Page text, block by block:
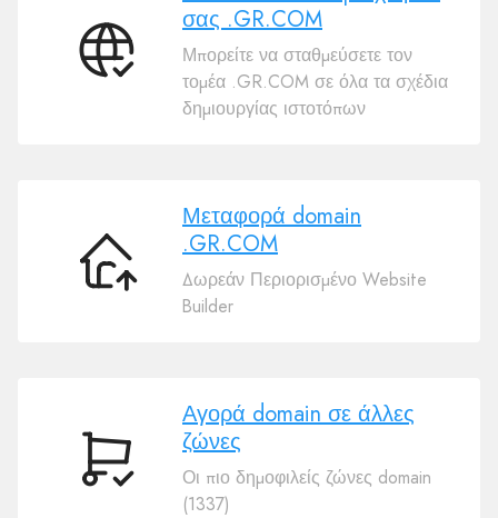
Συνδέστε
σας .GR.COM
Μπορείτε να σταθμεύσετε τον
τομέα .GR.COM σε όλα τα σχέδια
δημιουργίας ιστοτόπων
Μεταφορά
domain
Μεταφορά domain
.GR.COM
Δωρεάν Περιορισμένο Website
Builder
Αγορά
Αγορά domain σε άλλες
ζώνες
Οι πιο δημοφιλείς ζώνες domain
(1337)